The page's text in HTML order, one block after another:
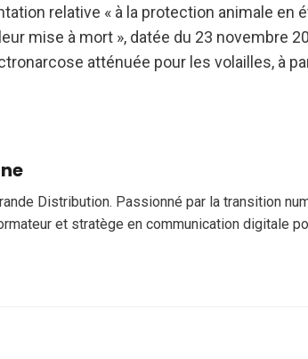
relative « à la protection animale en
mise à mort », datée du 23 novembre
atténuée pour les volailles, à
Distribution. Passionné par la transition
et stratège en communication digitale